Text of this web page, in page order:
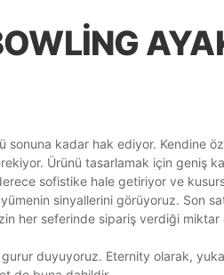
kadar hak ediyor. Kendine
Ürünü tasarlamak için geniş
sofistike hale getiriyor ve
sinyallerini görüyoruz. Son
her seferinde sipariş verdiği miktar
gurur duyuyoruz. Eternity olarak,